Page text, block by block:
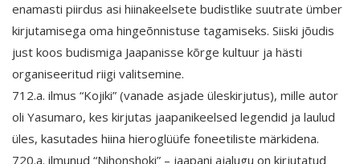
enamasti piirdus asi hiinakeelsete budistlike suutrate ümber
kirjutamisega oma hingeõnnistuse tagamiseks. Siiski jõudis
just koos budismiga Jaapanisse kõrge kultuur ja hästi
organiseeritud riigi valitsemine.
712.a. ilmus “Kojiki” (vanade asjade üleskirjutus), mille autor
oli Yasumaro, kes kirjutas jaapanikeelsed legendid ja laulud
üles, kasutades hiina hieroglüüfe foneetiliste märkidena.
720.a. ilmunud “Nihonshoki” – jaapani ajalugu on kirjutatud